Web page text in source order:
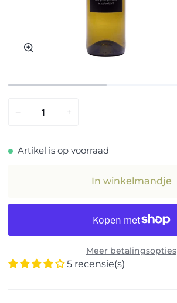
− +
Artikel is op voorraad
In winkelmandje
Meer betalingsopties
5 recensie(s)